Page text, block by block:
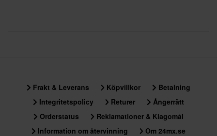
Frakt & Leverans Köpvillkor
Betalning
Integritetspolicy
Returer
Ångerrätt
Orderstatus
Reklamationer & Klagomål
Information om återvinning
Om 24mx.se